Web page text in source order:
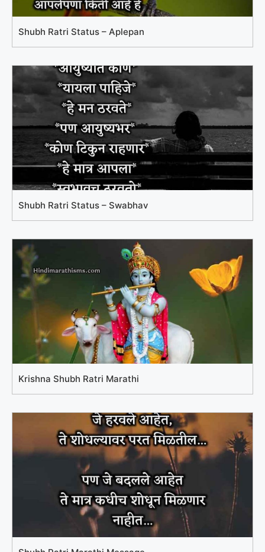
Shubh Ratri Status – Aplepan
Shubh Ratri Status – Swabhav
Krishna Shubh Ratri Marathi